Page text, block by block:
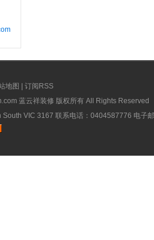
地图
订阅RSS
蓝云祥装修 版权所有 All Rights Reserved
South VIC 3167 联系电话：0404587776 电子